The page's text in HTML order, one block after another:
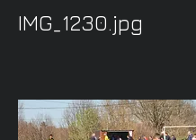
IMG_1230.jpg